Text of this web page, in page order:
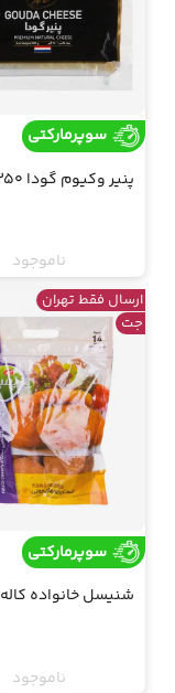
سوپرمارکتی
پنیر وکیوم گودا 250 گرمی
ناموجود
ارسال فقط تهران
جت
سوپرمارکتی
شنیسل خانواده کاله
ناموجود